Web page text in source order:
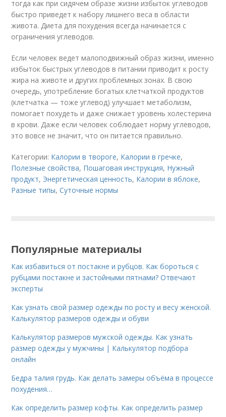
тогда как при сидячем образе жизни избыток углеводов
быстро приведет к набору лишнего веса в области
живота. Диета для похудения всегда начинается с
ограничения углеводов.
Если человек ведет малоподвижный образ жизни, именно
избыток быстрых углеводов в питании приводит к росту
жира на животе и других проблемных зонах. В свою
очередь, употребление богатых клетчаткой продуктов
(клетчатка — тоже углевод) улучшает метаболизм,
помогает похудеть и даже снижает уровень холестерина
в крови. Даже если человек соблюдает норму углеводов,
это вовсе не значит, что он питается правильно.
Категории: Калории в твороге, Калории в гречке,
Полезные свойства, Пошаговая инструкция, Нужный
продукт, Энергетическая ценность, Калории в яблоке,
Разные типы,Суточные нормы
Популярные материалы
Как избавиться от постакне и рубцов. Как бороться с
рубцами постакне и застойными пятнами? Отвечают
эксперты
Как узнать свой размер одежды по росту и весу женской.
Калькулятор размеров одежды и обуви
Калькулятор размеров мужской одежды. Как узнать
размер одежды у мужчины | Калькулятор подбора
онлайн
Бедра талия грудь. Как делать замеры объёма в процессе
похудения…
Как определить размер кофты. Как определить размер